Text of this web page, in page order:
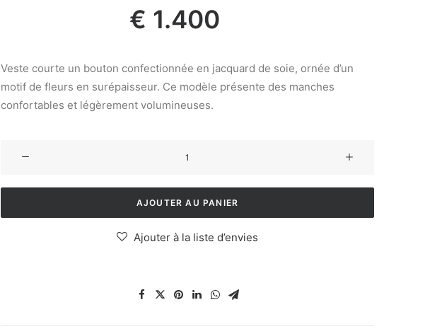
€ 1.400
Veste courte un bouton confectionnée en jacquard de soie, ornée d’un
motif de fleurs en surépaisseur. Ce modèle présente des manches
confortables et légèrement volumineuses.
Veste
AJOUTER AU PANIER
Ajouter à la liste d’envies